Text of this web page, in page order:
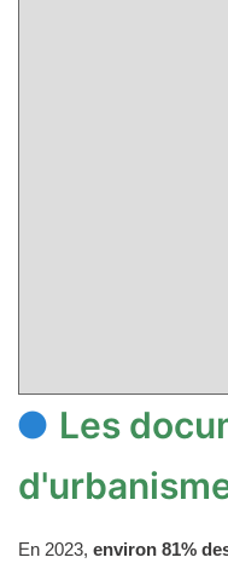
Les
En 2023, environ 81%